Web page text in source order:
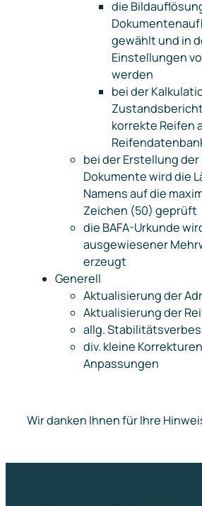
die
gewählt und in
Einstellungen
werden
bei der
korrekte Reifen
bei der Erstellung der
Dokumente wird die
Namens auf die
Zeichen (50) geprüft
die BAFA-Urkunde
ausgewiesener
erzeugt
Generell
Aktualisierung der
Aktualisierung der
allg.
div. kleine
Anpassungen
Wir danken Ihnen für Ihre